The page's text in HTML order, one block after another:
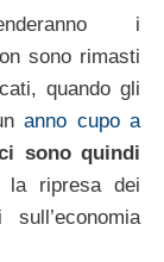
i
sono rimasti
quando gli
anno cupo a
sono quindi
la ripresa dei